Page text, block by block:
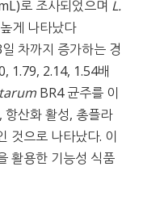
로 조사되었으며 L.
게 나타났다
차까지 증가하는 경
1.79, 2.14, 1.54배
BR4 균주를 이
항산화 활성, 총플라
것으로 나타났다. 이
활용한 기능성 식품